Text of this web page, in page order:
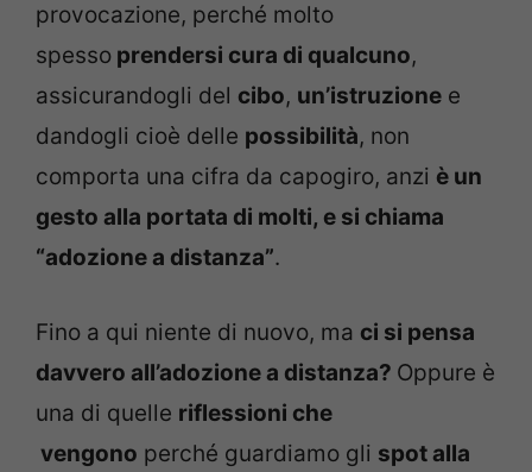
provocazione, perché molto
spesso prendersi cura di qualcuno,
assicurandogli del cibo, un’istruzione e
dandogli cioè delle possibilità, non
comporta una cifra da capogiro, anzi è un
gesto alla portata di molti, e si chiama
“adozione a distanza”.
Fino a qui niente di nuovo, ma ci si pensa
davvero all’adozione a distanza? Oppure è
una di quelle riflessioni che
vengono perché guardiamo gli spot alla